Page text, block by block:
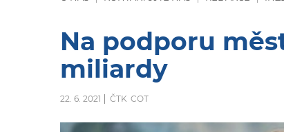
Na podporu
miliardy
22. 6. 2021 ČTK COT